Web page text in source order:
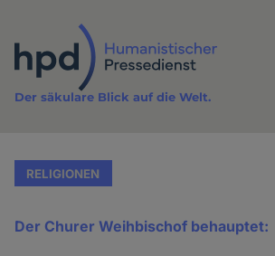
Inhalt
Der säkulare Blick auf die Welt.
RELIGIONEN
Der Churer Weihbischof behauptet: